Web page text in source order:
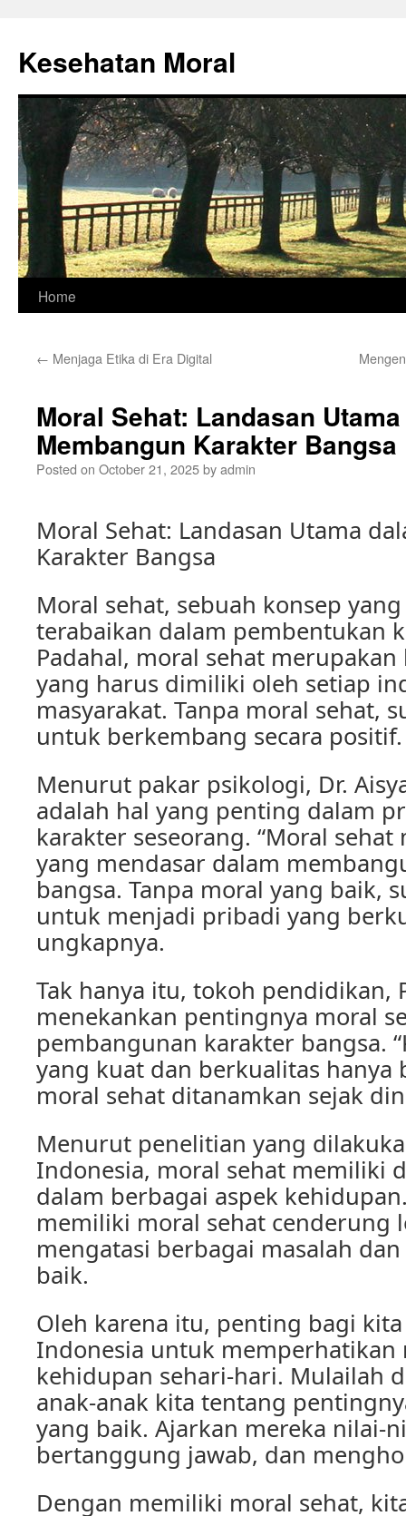
content
Kesehatan Moral
Home
← Menjaga Etika di Era Digital
Moral Sehat: Landasan
Membangun Karakter Bangsa
Posted on October 21, 2025byadmin
Moral Sehat: Landasan Utama
Karakter Bangsa
Moral sehat, sebuah konsep
terabaikan dalam pembentukan
Padahal, moral sehat
yang harus dimiliki oleh setiap
masyarakat. Tanpa moral sehat,
untuk berkembang secara positif.
Menurut pakar psikologi, Dr.
adalah hal yang penting dalam
karakter seseorang. “Moral
yang mendasar dalam
bangsa. Tanpa moral yang baik,
untuk menjadi pribadi yang
ungkapnya.
Tak hanya itu, tokoh pendidikan,
menekankan pentingnya moral
pembangunan karakter bangsa.
yang kuat dan berkualitas hanya
moral sehat ditanamkan sejak
Menurut penelitian yang
Indonesia, moral sehat memiliki
dalam berbagai aspek
memiliki moral sehat cenderung
mengatasi berbagai masalah
baik.
Oleh karena itu, penting bagi
Indonesia untuk memperhatikan
kehidupan sehari-hari. Mulailah
anak-anak kita tentang
yang baik. Ajarkan mereka nilai-
bertanggung jawab, dan
Dengan memiliki moral sehat,